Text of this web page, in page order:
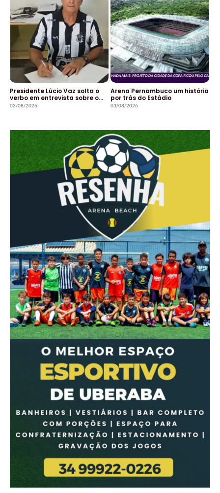
Presidente Lúcio Vaz solta o
verbo em entrevista sobre o…
03/08/2026
Arena Pernambuco um história
por trás do Estádio
03/08/2026